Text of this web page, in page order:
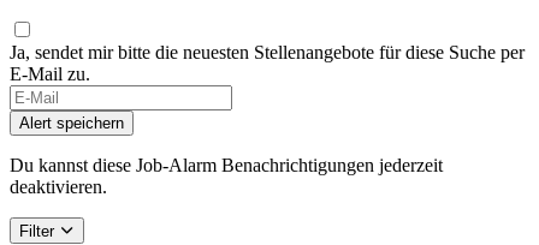
Ja, sendet mir bitte die neuesten Stellenangebote für diese Suche per
E-Mail zu.
Alert speichern
Du kannst diese Job-Alarm Benachrichtigungen jederzeit
deaktivieren.
Filter